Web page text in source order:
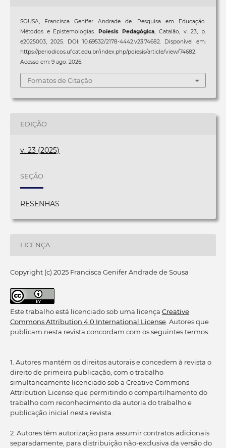
SOUSA, Francisca Genifer Andrade de. Pesquisa em Educação:
Métodos e Epistemologias.
Poíesis Pedagógica, Catalão, v. 23, p.
e2025003, 2025. DOI: 10.69532/2178-4442.v23.74682. Disponível em:
https://periodicos.ufcat.edu.br/index.php/poiesis/article/view/74682.
Acesso em: 9 ago. 2026.
Fomatos de Citação
EDIÇÃO
v. 23 (2025)
SEÇÃO
RESENHAS
LICENÇA
Copyright (c) 2025 Francisca Genifer Andrade de Sousa
Este trabalho está licenciado sob uma licença Creative
Commons Attribution 4.0 International License. Autores que
publicam nesta revista concordam com os seguintes termos:
1. Autores mantém os direitos autorais e concedem à revista o
direito de primeira publicação, com o trabalho
simultaneamente licenciado sob a Creative Commons
Attribution License que permitindo o compartilhamento do
trabalho com reconhecimento da autoria do trabalho e
publicação inicial nesta revista.
2. Autores têm autorização para assumir contratos adicionais
separadamente, para distribuição não-exclusiva da versão do